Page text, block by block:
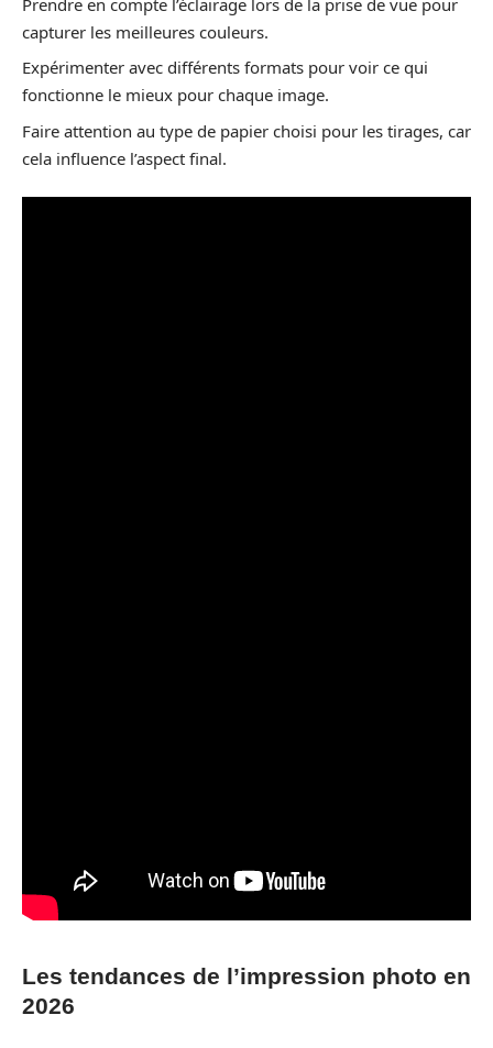
capturer les meilleures couleurs.
Expérimenter avec différents formats pour voir ce qui
fonctionne le mieux pour chaque image.
Faire attention au type de papier choisi pour les tirages, car
cela influence l’aspect final.
Les tendances de l’impression photo en
2026